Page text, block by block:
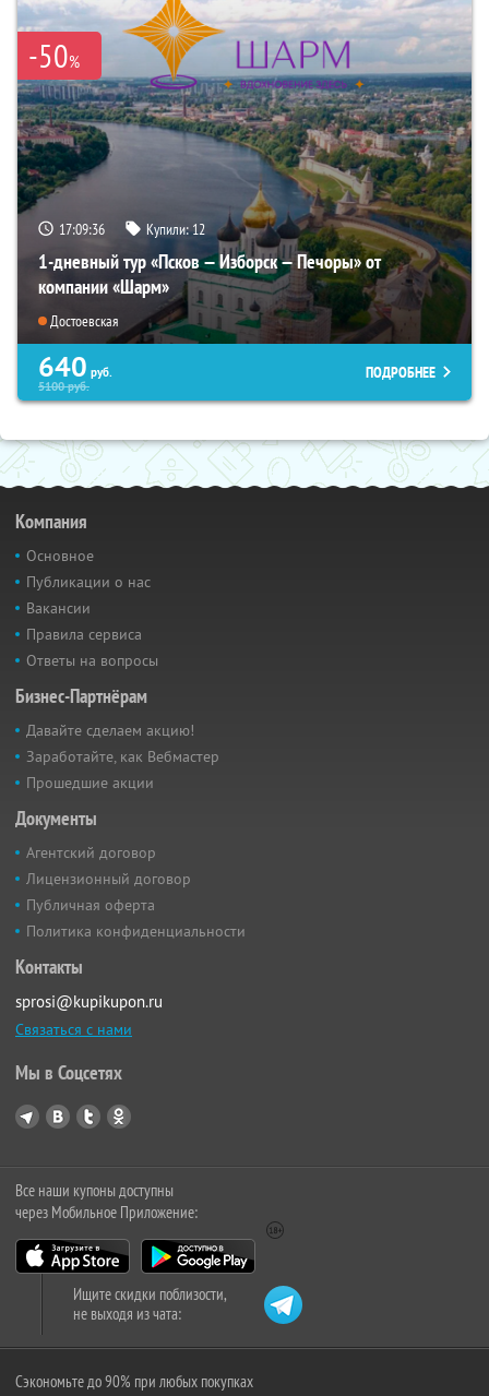
-50%
17:09:35 Купили:12
1-дневный тур «Псков — Изборск — Печоры» от
компании «Шарм»
Достоевская
640 руб.
5100руб.
ПОДРОБНЕЕ
Компания
Основное
Публикации о нас
Вакансии
Правила сервиса
Ответы на вопросы
Бизнес-Партнёрам
Давайте сделаем акцию!
Заработайте, как Вебмастер
Прошедшие акции
Документы
Агентский договор
Лицензионный договор
Публичная оферта
Политика конфиденциальности
Контакты
sprosi@kupikupon.ru
Связаться с нами
Мы в Соцсетях
Все наши купоны доступны
через Мобильное Приложение:
Ищите скидки поблизости,
не выходя из чата:
Сэкономьте до 90% при любых покупках